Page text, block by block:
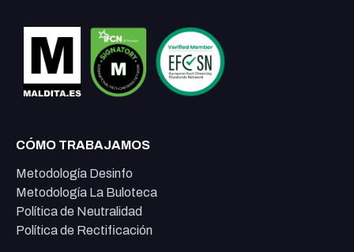
CÓMO TRABAJAMOS
Metodología Desinfo
Metodología La Buloteca
Política de Neutralidad
Política de Rectificación